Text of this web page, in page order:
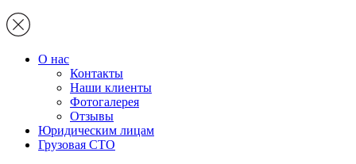
О нас
Контакты
Наши клиенты
Фотогалерея
Отзывы
Юридическим лицам
Грузовая СТО